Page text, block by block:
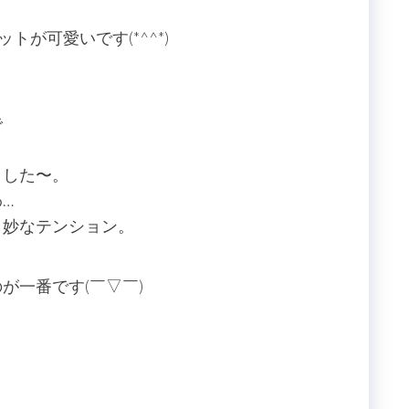
トが可愛いです(*^^*)
た〜。
…
なテンション。
一番です(￣▽￣)